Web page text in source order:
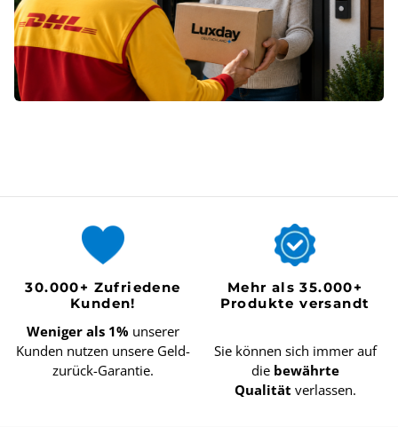
30.000+ Zufriedene
Kunden!
Weniger als 1% unserer
Kunden nutzen unsere Geld-
zurück-Garantie.
Mehr als 35.000+
Produkte versandt
Sie können sich immer auf
die bewährte
Qualität verlassen.